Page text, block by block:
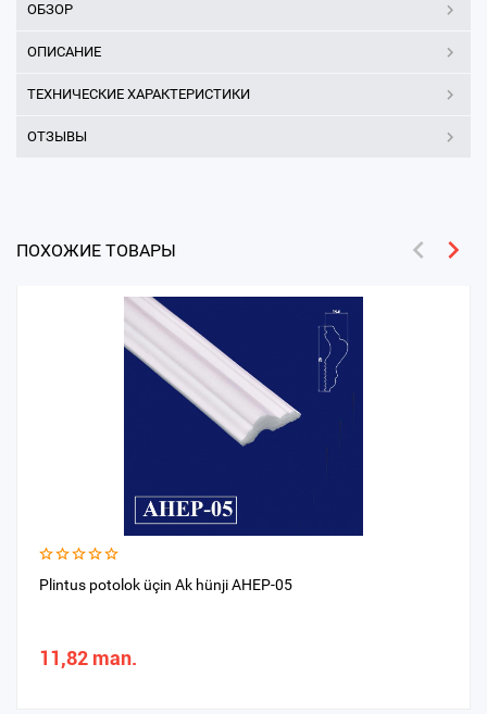
ОБЗОР
ОПИСАНИЕ
ТЕХНИЧЕСКИЕ ХАРАКТЕРИСТИКИ
ОТЗЫВЫ
ПОХОЖИЕ ТОВАРЫ
Plintus potolok üçin Ak hünji AHEP-05
11,82 man.